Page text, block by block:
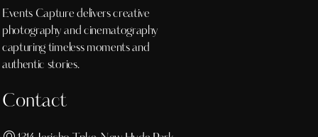
Events Capture delivers creative
photography and cinematography
capturing timeless moments and
authentic stories.
Contact